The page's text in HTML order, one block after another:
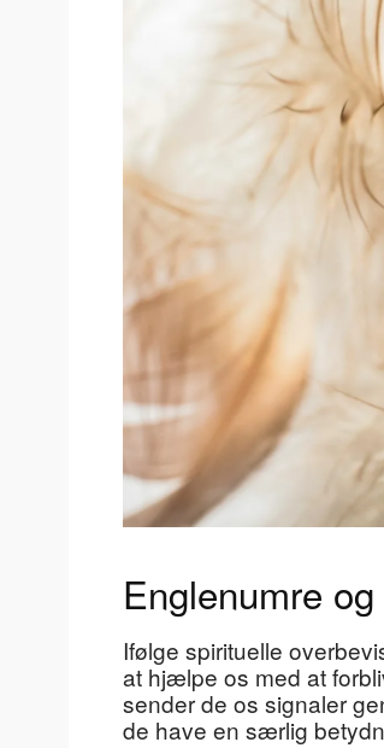
Englenumre
Ifølge spirituelle
at hjælpe os med at
sender de os signaler
de have en særlig